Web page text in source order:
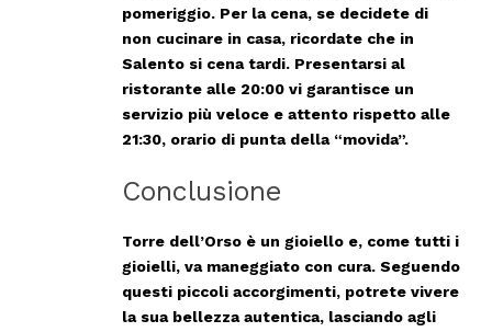
pomeriggio. Per la cena, se decidete di
non cucinare in casa, ricordate che in
Salento si cena tardi. Presentarsi al
ristorante alle 20:00 vi garantisce un
servizio più veloce e attento rispetto alle
21:30, orario di punta della “movida”.
Conclusione
Torre dell’Orso è un gioiello e, come tutti i
gioielli, va maneggiato con cura. Seguendo
questi piccoli accorgimenti, potrete vivere
la sua bellezza autentica, lasciando agli